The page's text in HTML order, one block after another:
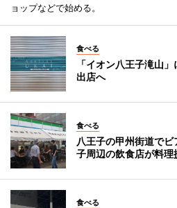
ョップなどで始める。
食べる
「イオン八王子滝山
出店へ
食べる
八王子の甲州街道で
子周辺の飲食店が料理
食べる